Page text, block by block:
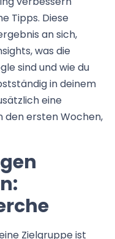
Tipps. Diese
an sich,
was die
sind und wie du
in deinem
eine
den ersten Wochen,
Zielgruppe ist